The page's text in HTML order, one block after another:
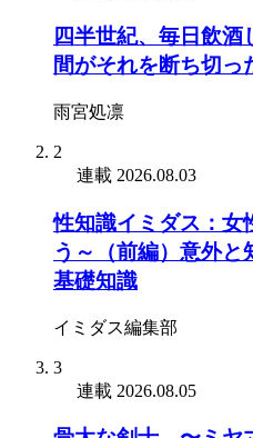
四半世紀、毎日飲
間がそれを断ち切っ
雨宮処凛
2
連載 2026.08.03
性知識イミダス：女
う～（前編）意外
基礎知識
イミダス編集部
3
連載 2026.08.05